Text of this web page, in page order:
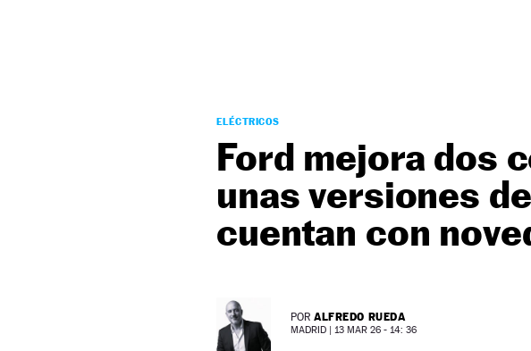
ELÉCTRICOS
Ford mejora dos
unas versiones
cuentan con
POR ALFREDO RUEDA
MADRID | 13 MAR 26 - 14: 36